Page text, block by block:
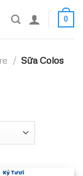
0
/ Sữa Colos